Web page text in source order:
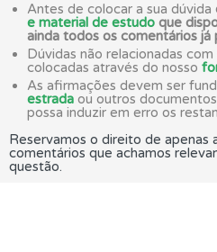
Antes de colocar a sua dúvida
e material de estudo que
ainda todos os comentários já
Dúvidas não relacionadas
colocadas através do nosso
As afirmações devem ser
estrada ou outros
possa induzir em erro os
Reservamos o direito de apenas
comentários que achamos
questão.